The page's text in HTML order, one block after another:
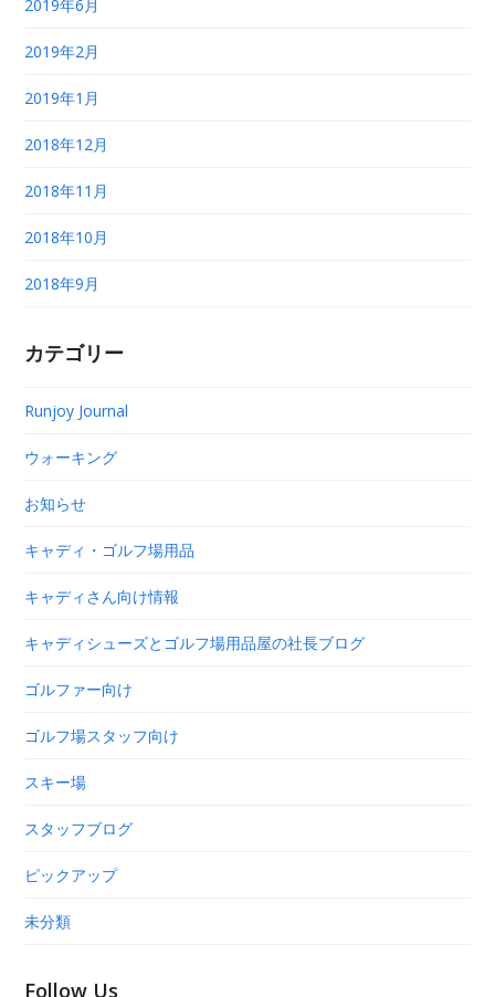
2019年6月
2019年2月
2019年1月
2018年12月
2018年11月
2018年10月
2018年9月
カテゴリー
Runjoy Journal
ウォーキング
お知らせ
キャディ・ゴルフ場用品
キャディさん向け情報
キャディシューズとゴルフ場用品屋の社長ブログ
ゴルファー向け
ゴルフ場スタッフ向け
スキー場
スタッフブログ
ピックアップ
未分類
Follow Us